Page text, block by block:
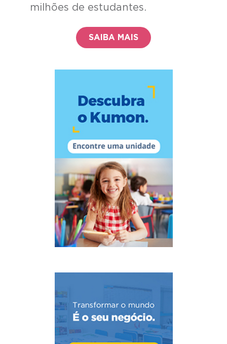
milhões de estudantes.
SAIBA MAIS